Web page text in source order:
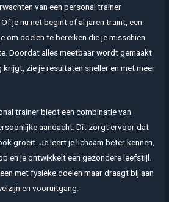
van een personal trainer
je nu net begint of al jaren traint, een
om doelen te bereiken die je misschien
Doordat alles meetbaar wordt gemaakt
krijgt, zie je resultaten sneller en met meer
trainer biedt een combinatie van
aandacht. Dit zorgt ervoor dat
groeit. Je leert je lichaam beter kennen,
en je ontwikkelt een gezondere leefstijl.
met fysieke doelen maar draagt bij aan
en vooruitgang.